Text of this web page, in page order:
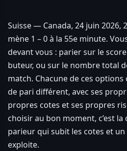
Suisse — Canada, 24 juin 2026,
mène 1 – 0 à la 55e minute.
devant vous : parier sur le
buteur, ou sur le nombre total
match. Chacune de ces
de pari différent, avec ses
propres cotes et ses propres
choisir au bon moment, c’est
parieur qui subit les cotes et
exploite.